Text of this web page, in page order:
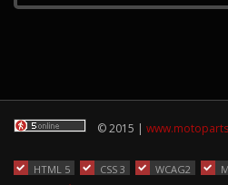
© 2015 |
HTML 5 CSS 3 WCAG2